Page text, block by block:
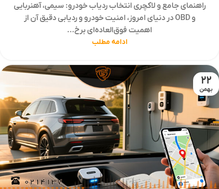
راهنمای جامع و لاکچری انتخاب ردیاب خودرو: سیمی، آهنربایی
و OBD در دنیای امروز، امنیت خودرو و ردیابی دقیق آن از
اهمیت فوق‌العاده‌ای برخ...
ادامه مطلب
22
بهمن